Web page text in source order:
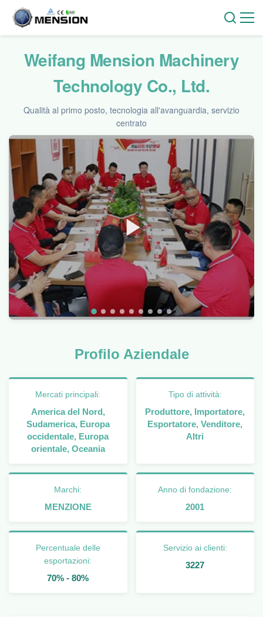
Weifang Mension Machinery
Technology Co., Ltd.
Qualità al primo posto, tecnologia all'avanguardia, servizio
centrato
Profilo Aziendale
Mercati principali:
America del Nord,
Sudamerica, Europa
occidentale, Europa
orientale, Oceania
Tipo di attività:
Produttore, Importatore,
Esportatore, Venditore,
Altri
Marchi:
MENZIONE
Anno di fondazione:
2001
Percentuale delle
esportazioni:
70% - 80%
Servizio ai clienti:
3227